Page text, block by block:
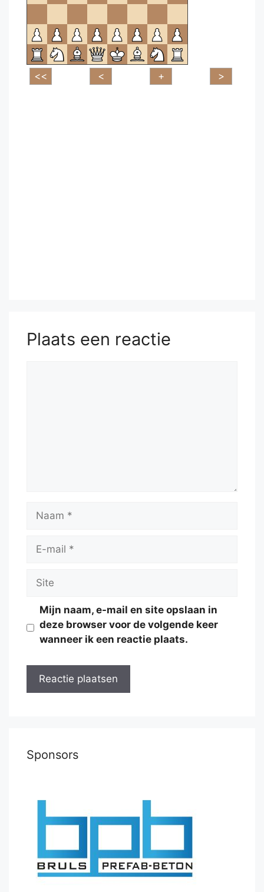
Plaats een reactie
Naam
Site
Mijn naam, e-mail en site opslaan in
deze browser voor de volgende keer
wanneer ik een reactie plaats.
Sponsors